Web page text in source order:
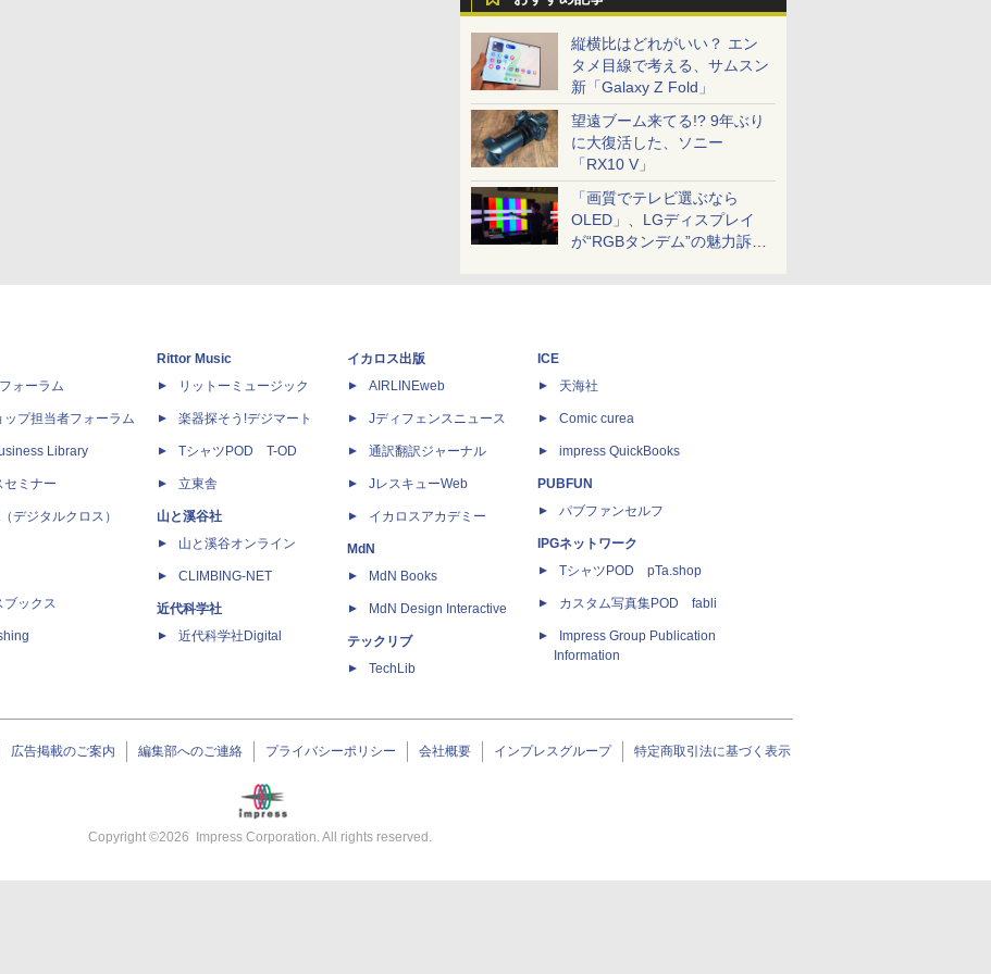
縦横比はどれがいい？ エン
タメ目線で考える、サムスン
新「Galaxy Z Fold」
望遠ブーム来てる!? 9年ぶり
に大復活した、ソニー
「RX10 V」
「画質でテレビ選ぶなら
OLED」、LGディスプレイ
が“RGBタンデム”の魅力訴
ォーラム
ップ担当者フォーラム
Library
セミナー
デジタルクロス）
ブックス
Rittor Music
リットーミュージック
楽器探そう!デジマート
TシャツPOD T-OD
立東舎
山と溪谷社
山と溪谷オンライン
CLIMBING-NET
近代科学社
近代科学社Digital
イカロス出版
AIRLINEweb
Jディフェンスニュース
通訳翻訳ジャーナル
JレスキューWeb
イカロスアカデミー
MdN
MdN Books
MdN Design Interactive
テックリブ
TechLib
ICE
天海社
Comic curea
impress QuickBooks
PUBFUN
パブファンセルフ
IPGネットワーク
TシャツPOD pTa.shop
カスタム写真集POD fabli
Impress Group Publication
Information
広告掲載のご案内 編集部へのご連絡 プライバシーポリシー 会社概要 インプレスグループ 特定商取引法に基づく表示
Copyright ©2026 Impress Corporation. All rights reserved.